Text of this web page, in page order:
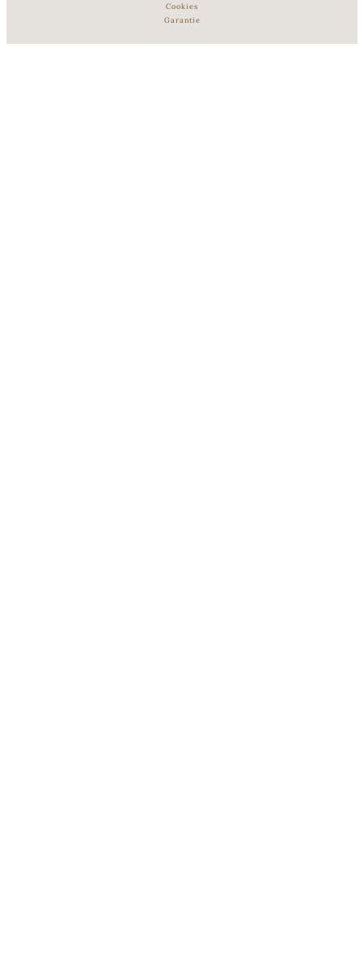
Cookies
Garantie